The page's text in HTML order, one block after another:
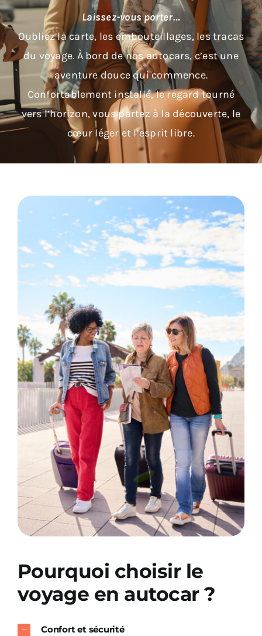
Laissez-vous porter…
Oubliez la carte, les embouteillages, les tracas
du voyage. À bord de nos autocars, c’est une
aventure douce qui commence.
Confortablement installé, le regard tourné
vers l’horizon, vous partez à la découverte, le
cœur léger et l’esprit libre.
Pourquoi choisir le
voyage en autocar ?
Confort et sécurité